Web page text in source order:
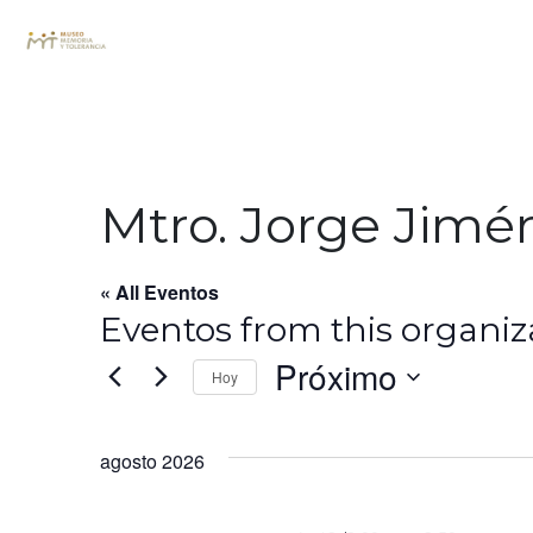
Mtro. Jorge
« All Eventos
Eventos from this
Hoy Próximo
agosto 2026